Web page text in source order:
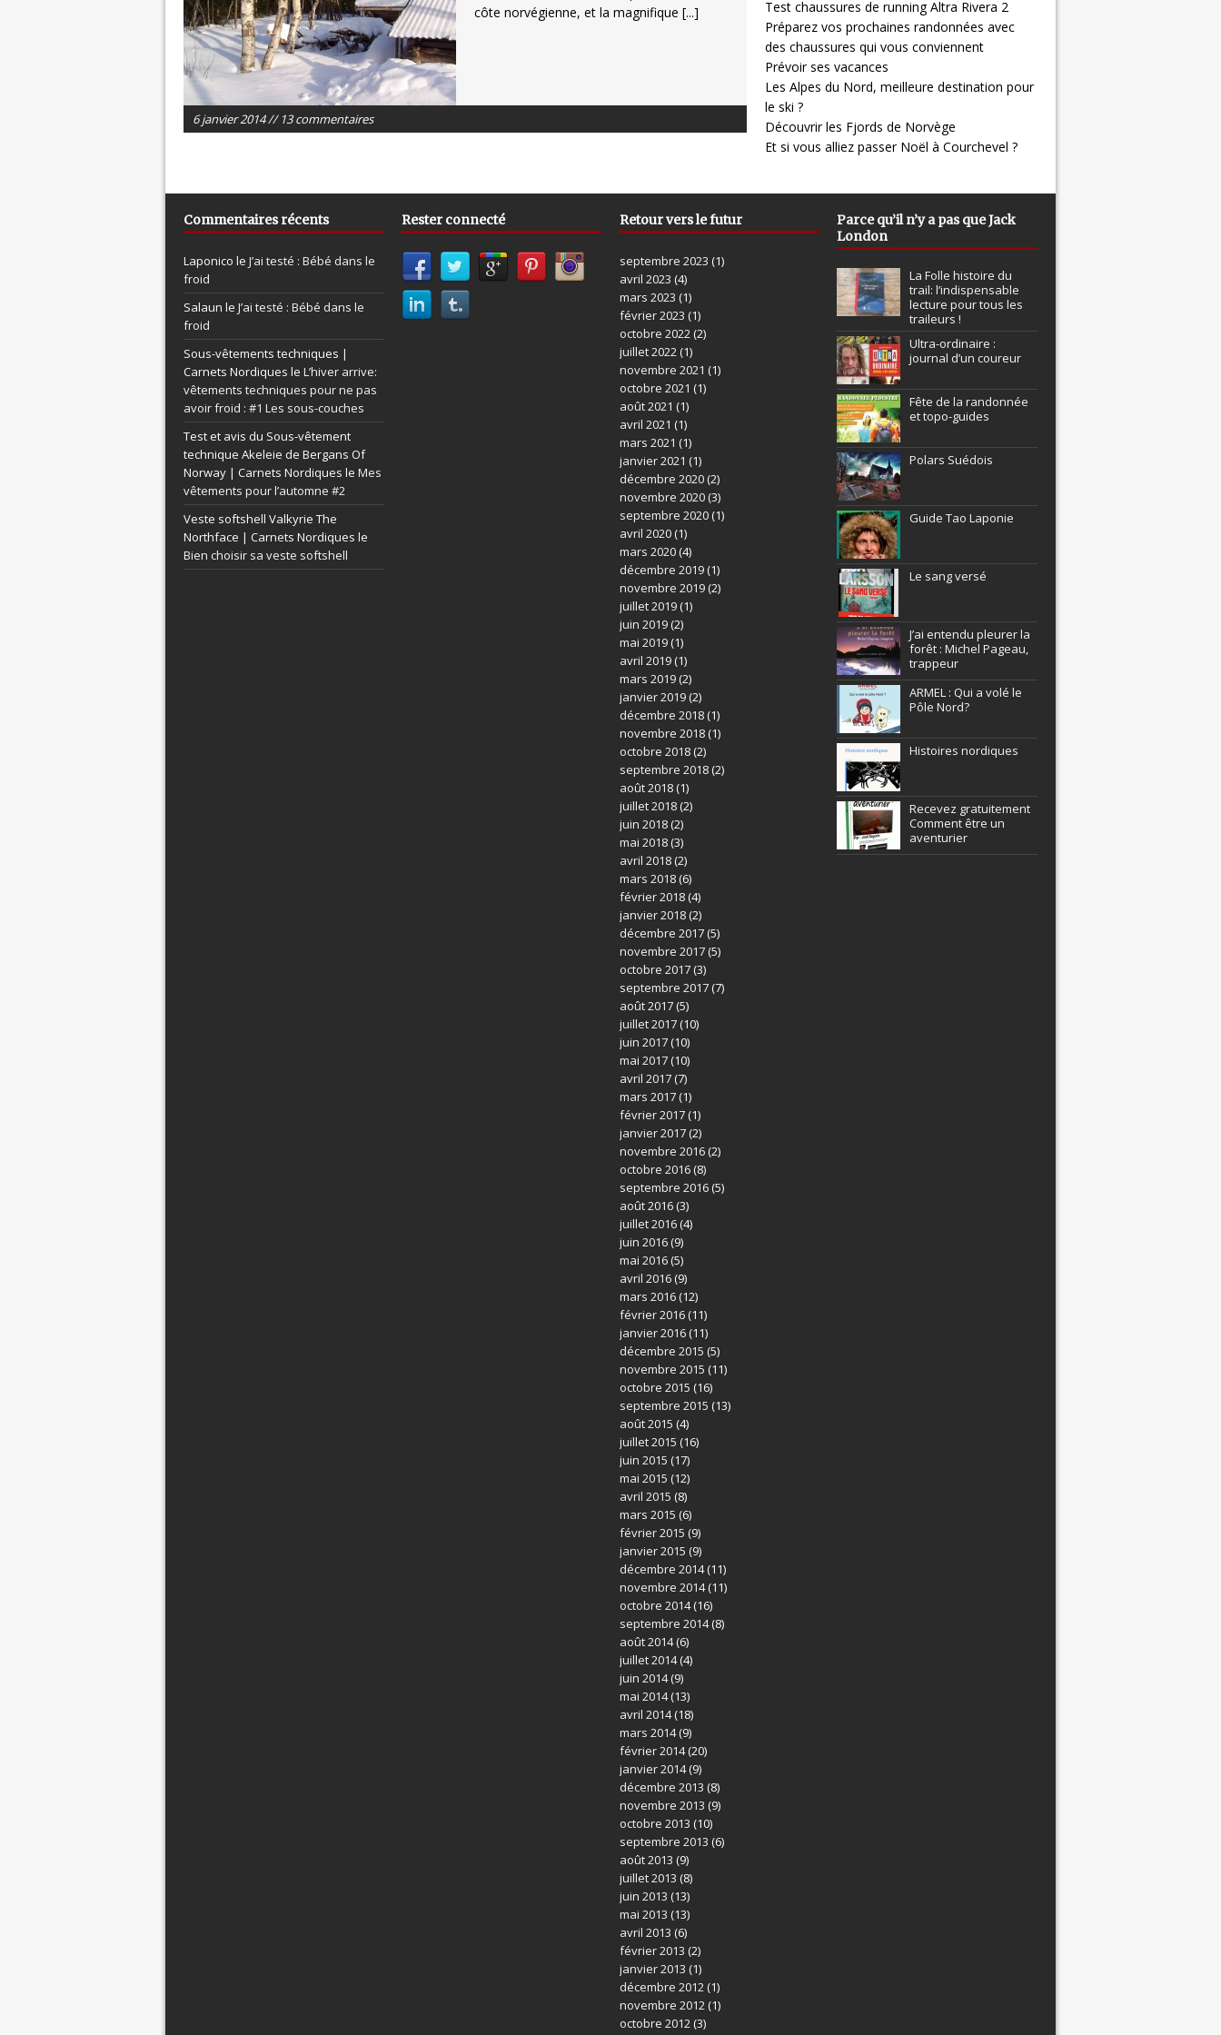
côte norvégienne, et la magnifique [...]
6 janvier 2014 // 13 commentaires
Test chaussures de running Altra Rivera 2
Préparez vos prochaines randonnées avec
des chaussures qui vous conviennent
Prévoir ses vacances
Les Alpes du Nord, meilleure destination pour
le ski ?
Découvrir les Fjords de Norvège
Et si vous alliez passer Noël à Courchevel ?
Commentaires récents
Laponico le J’ai testé : Bébé dans le
froid
Salaun le J’ai testé : Bébé dans le
froid
Sous-vêtements techniques |
Carnets Nordiques le L’hiver arrive:
vêtements techniques pour ne pas
avoir froid : #1 Les sous-couches
Test et avis du Sous-vêtement
technique Akeleie de Bergans Of
Norway | Carnets Nordiques le Mes
vêtements pour l’automne #2
Veste softshell Valkyrie The
Northface | Carnets Nordiques le
Bien choisir sa veste softshell
Rester connecté Retour vers le futur
septembre 2023 (1)
avril 2023 (4)
mars 2023 (1)
février 2023 (1)
octobre 2022(2)
juillet 2022(1)
novembre 2021 (1)
octobre 2021 (1)
août 2021 (1)
avril 2021 (1)
mars 2021 (1)
janvier 2021 (1)
décembre 2020(2)
novembre 2020(3)
septembre 2020(1)
avril 2020(1)
mars 2020(4)
décembre 2019(1)
novembre 2019(2)
juillet 2019(1)
juin 2019(2)
mai 2019(1)
avril 2019(1)
mars 2019(2)
janvier 2019(2)
décembre 2018(1)
novembre 2018(1)
octobre 2018(2)
septembre 2018(2)
août 2018(1)
juillet 2018(2)
juin 2018(2)
mai 2018(3)
avril 2018(2)
mars 2018(6)
février 2018(4)
janvier 2018(2)
décembre 2017(5)
novembre 2017(5)
octobre 2017(3)
septembre 2017(7)
août 2017(5)
juillet 2017(10)
juin 2017(10)
mai 2017(10)
avril 2017(7)
mars 2017(1)
février 2017(1)
janvier 2017(2)
novembre 2016(2)
octobre 2016(8)
septembre 2016(5)
août 2016(3)
juillet 2016(4)
juin 2016(9)
mai 2016(5)
avril 2016(9)
mars 2016(12)
février 2016(11)
janvier 2016(11)
décembre 2015 (5)
novembre 2015 (11)
octobre 2015 (16)
septembre 2015 (13)
août 2015 (4)
juillet 2015 (16)
juin 2015 (17)
mai 2015 (12)
avril 2015 (8)
mars 2015 (6)
février 2015 (9)
janvier 2015 (9)
décembre 2014(11)
novembre 2014(11)
octobre 2014(16)
septembre 2014(8)
août 2014(6)
juillet 2014(4)
juin 2014(9)
mai 2014(13)
avril 2014(18)
mars 2014(9)
février 2014(20)
janvier 2014(9)
décembre 2013 (8)
novembre 2013 (9)
octobre 2013 (10)
septembre 2013 (6)
août 2013 (9)
juillet 2013 (8)
juin 2013 (13)
mai 2013 (13)
avril 2013 (6)
février 2013 (2)
janvier 2013 (1)
décembre 2012(1)
novembre 2012(1)
octobre 2012(3)
Parce qu’il n’y a pas que Jack
London
La Folle histoire du
trail: l’indispensable
lecture pour tous les
traileurs !
Ultra-ordinaire :
journal d’un coureur
Fête de la randonnée
et topo-guides
Polars Suédois
Guide Tao Laponie
Le sang versé
J’ai entendu pleurer la
forêt : Michel Pageau,
trappeur
ARMEL : Qui a volé le
Pôle Nord?
Histoires nordiques
Recevez gratuitement
Comment être un
aventurier